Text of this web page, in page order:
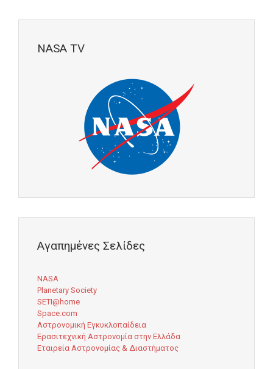
NASA TV
Αγαπημένες Σελίδες
NASA
Planetary Society
SETI@home
Space.com
Αστρονομική Εγκυκλοπαίδεια
Ερασιτεχνική Αστρονομία στην Ελλάδα
Εταιρεία Αστρονομίας & Διαστήματος